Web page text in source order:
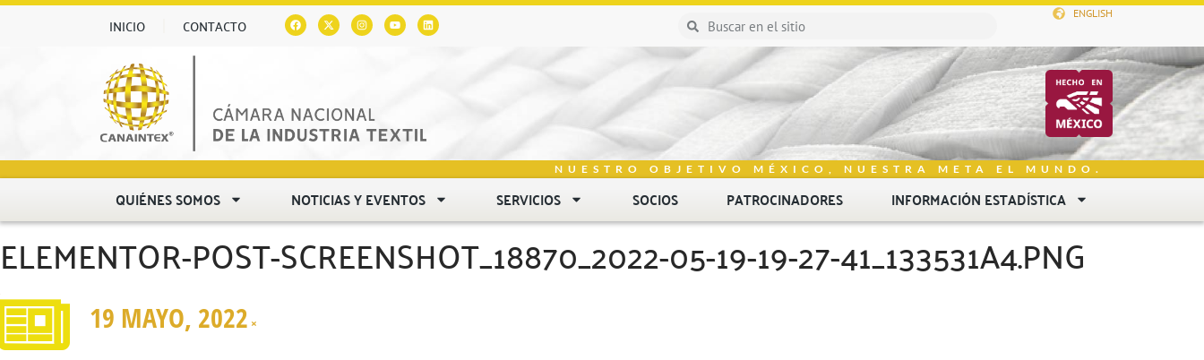
INICIO CONTACTO
ENGLISH
NUESTRO OBJETIVO MÉXICO, NUESTRA META EL MUNDO.
QUIÉNES SOMOS NOTICIAS Y EVENTOS SERVICIOS SOCIOS PATROCINADORES INFORMACIÓN ESTADÍSTICA
ELEMENTOR-POST-SCREENSHOT_18870_2022-05-19-19-27-41_133531A4.PNG
19 MAYO, 2022 ×